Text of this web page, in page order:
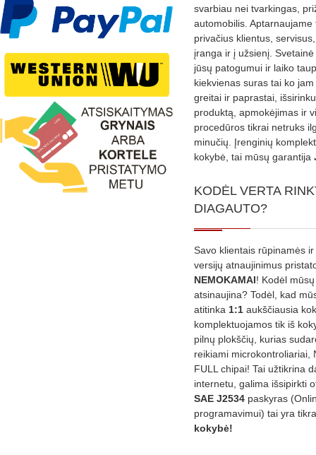
svarbiau nei tvarkingas,
automobilis. Aptarnaujame
privačius klientus,
įranga ir į užsienį.
jūsų patogumui ir laiko
kiekvienas suras tai ko
greitai ir paprastai,
produktą, apmokėjimas ir
procedūros tikrai netruks
minučių. Įrenginių
kokybė, tai mūsų garantija
KODĖL VERTA
DIAGAUTO?
Savo klientais rūpinamės
versijų atnaujinimus
NEMOKAMAI! Kodėl
atsinaujina? Todėl, kad
atitinka 1:1 aukščiausia
komplektuojamos tik iš
pilnų plokščių, kurias
reikiami microkontroliariai,
FULL chipai! Tai užtikrina
internetu, galima išsipirkti
SAE J2534 paskyras
programavimui) tai yra
kokybė!